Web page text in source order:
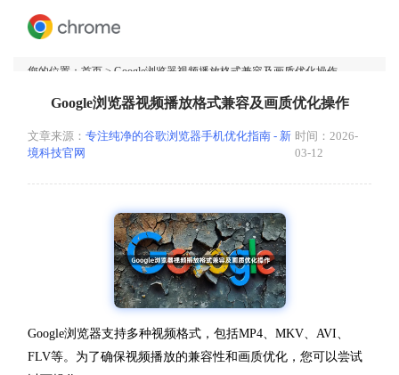
您的位置： 首页 > Google浏览器视频播放格式兼容及画质优化操作
Google浏览器视频播放格式兼容及画质优化操作
文章来源： 专注纯净的谷歌浏览器手机优化指南 - 新
境科技官网
时间：2026-
03-12
Google浏览器支持多种视频格式，包括MP4、MKV、AVI、
FLV等。为了确保视频播放的兼容性和画质优化，您可以尝试